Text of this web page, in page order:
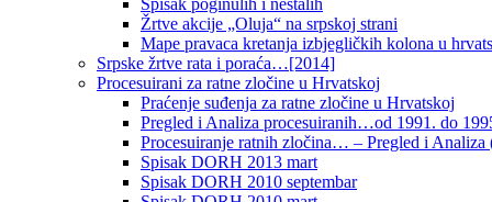
Spisak poginulih i nestalih
Žrtve akcije „Oluja“ na srpskoj strani
Mape pravaca kretanja izbjegličkih kolona u
Srpske žrtve rata i poraća…[2014]
Procesuirani za ratne zločine u Hrvatskoj
Praćenje suđenja za ratne zločine u Hrvatskoj
Pregled i Analiza procesuiranih…od 1991. do
Procesuiranje ratnih zločina… – Pregled i Analiza
Spisak DORH 2013 mart
Spisak DORH 2010 septembar